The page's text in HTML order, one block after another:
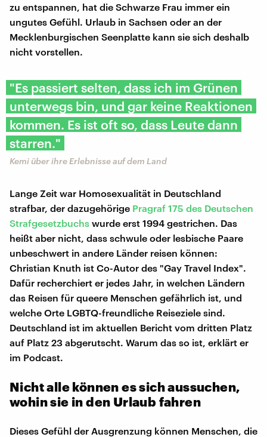
zu entspannen, hat die Schwarze Frau immer ein
ungutes Gefühl. Urlaub in Sachsen oder an der
Mecklenburgischen Seenplatte kann sie sich deshalb
nicht vorstellen.
"Es passiert selten, dass ich im Grünen
unterwegs bin, und gar keine Reaktionen
kommen. Es ist oft so, dass Leute dann
starren."
Kemi über ihre Erlebnisse auf dem Land
Lange Zeit war Homosexualität in Deutschland
strafbar, der dazugehörige Pragraf 175 des Deutschen
Strafgesetzbuchs wurde erst 1994 gestrichen. Das
heißt aber nicht, dass schwule oder lesbische Paare
unbeschwert in andere Länder reisen können:
Christian Knuth ist Co-Autor des "Gay Travel Index".
Dafür recherchiert er jedes Jahr, in welchen Ländern
das Reisen für queere Menschen gefährlich ist, und
welche Orte LGBTQ-freundliche Reiseziele sind.
Deutschland ist im aktuellen Bericht vom dritten Platz
auf Platz 23 abgerutscht. Warum das so ist, erklärt er
im Podcast.
Nicht alle können es sich aussuchen,
wohin sie in den Urlaub fahren
Dieses Gefühl der Ausgrenzung können Menschen, die